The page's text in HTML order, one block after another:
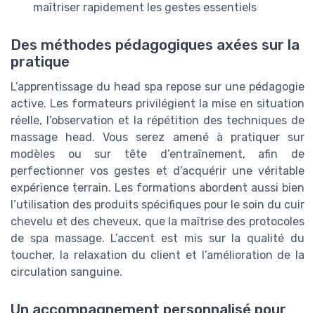
maîtriser rapidement les gestes essentiels
Des méthodes pédagogiques axées sur la
pratique
L’apprentissage du head spa repose sur une pédagogie
active. Les formateurs privilégient la mise en situation
réelle, l’observation et la répétition des techniques de
massage head. Vous serez amené à pratiquer sur
modèles ou sur tête d’entraînement, afin de
perfectionner vos gestes et d’acquérir une véritable
expérience terrain. Les formations abordent aussi bien
l’utilisation des produits spécifiques pour le soin du cuir
chevelu et des cheveux, que la maîtrise des protocoles
de spa massage. L’accent est mis sur la qualité du
toucher, la relaxation du client et l’amélioration de la
circulation sanguine.